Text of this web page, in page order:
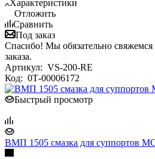
Характеристики
Отложить
Сравнить
Под заказ
Спасибо! Мы обязательно
заказа.
Артикул: VS-200-RE
Код: 0Т-00006172
Быстрый просмотр
ВМП 1505 смазка для суппортов